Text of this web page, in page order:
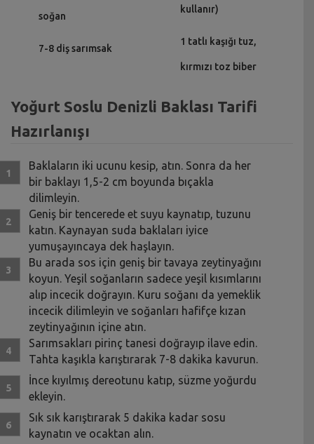
soğan
7-8 diş sarımsak
kullanır)
1 tatlı kaşığı tuz,
kırmızı toz biber
Yoğurt Soslu Denizli Baklası Tarifi
Hazırlanışı
Baklaların iki ucunu kesip, atın. Sonra da her
bir baklayı 1,5-2 cm boyunda bıçakla
dilimleyin.
Geniş bir tencerede et suyu kaynatıp, tuzunu
katın. Kaynayan suda baklaları iyice
yumuşayıncaya dek haşlayın.
Bu arada sos için geniş bir tavaya zeytinyağını
koyun. Yeşil soğanların sadece yeşil kısımlarını
alıp incecik doğrayın. Kuru soğanı da yemeklik
incecik dilimleyin ve soğanları hafifçe kızan
zeytinyağının içine atın.
Sarımsakları pirinç tanesi doğrayıp ilave edin.
Tahta kaşıkla karıştırarak 7-8 dakika kavurun.
İnce kıyılmış dereotunu katıp, süzme yoğurdu
ekleyin.
Sık sık karıştırarak 5 dakika kadar sosu
kaynatın ve ocaktan alın.